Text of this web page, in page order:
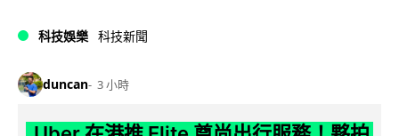
科技娛樂 科技新聞
duncan 3 小時